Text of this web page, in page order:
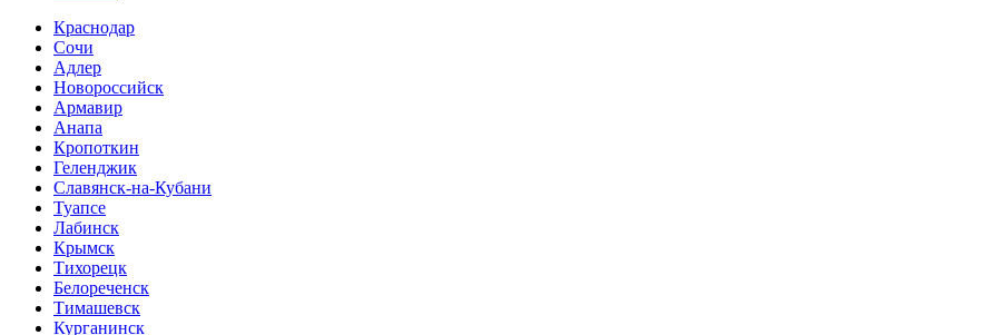
Краснодар
Сочи
Адлер
Новороссийск
Армавир
Анапа
Кропоткин
Геленджик
Славянск-на-Кубани
Туапсе
Лабинск
Крымск
Тихорецк
Белореченск
Тимашевск
Курганинск